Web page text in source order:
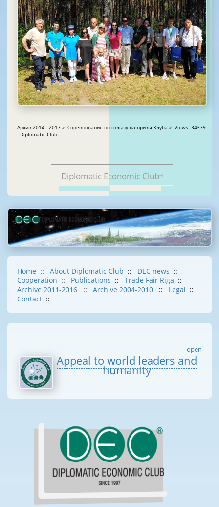
Архив 2014 - 2017 » Соревнование по гольфу на призы Клуба » Views: 34379
Diplomatic Club
Diplomatic Economic Club®
Home :: About Diplomatic Club :: DEC news ::
Cooperation :: Publications :: Trade Fair Riga ::
Archive 2011-2016
:: Archive 2004-2010 :: Legal ::
Contact ::
open
Appeal to world leaders and
humanity